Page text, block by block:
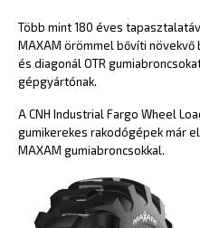
Több mint 180 éves
MAXAM örömmel bővíti
és diagonál OTR
gépgyártónak.
A CNH Industrial Fargo Wheel
gumikerekes rakodógépek már
MAXAM gumiabroncsokkal.